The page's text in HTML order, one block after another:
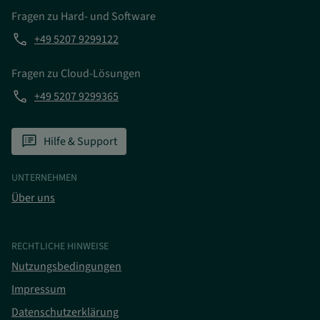
Fragen zu Hard- und Software
phone +49 5207 9299122
Fragen zu Cloud-Lösungen
phone +49 5207 9299365
speaker_notes Hilfe & Support
UNTERNEHMEN
Über uns
RECHTLICHE HINWEISE
Nutzungsbedingungen
Impressum
Datenschutzerklärung